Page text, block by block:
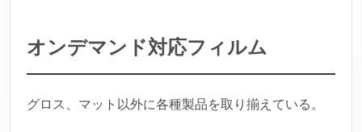
オンデマンド対応フィルム
グロス、マット以外に各種製品を取り揃えている。